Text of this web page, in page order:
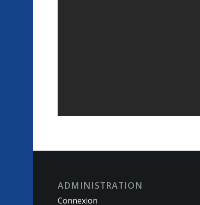
ADMINISTRATION
Connexion